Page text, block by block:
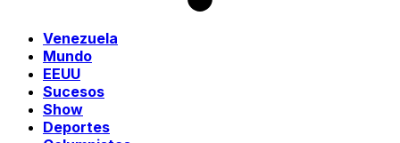
Venezuela
Mundo
EEUU
Sucesos
Show
Deportes